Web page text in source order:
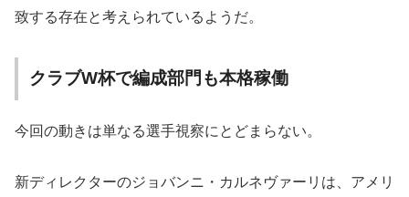
致する存在と考えられているようだ。
クラブW杯で編成部門も本格稼働
今回の動きは単なる選手視察にとどまらない。
新ディレクターのジョバンニ・カルネヴァーリは、アメリ